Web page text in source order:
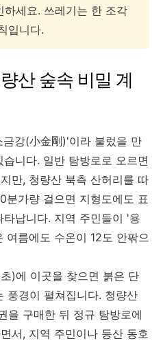
세요. 쓰레기는 한 조각
입니다.
산 숲속 비밀 계
강(小金剛)'이라 불렀을 만
니다. 일반 탐방로로 오르면
만, 청량산 북측 산허리를 따
분가량 걸으면 지형도에도 표
납니다. 지역 주민들이 '용
여름에도 수온이 12도 안팎으
)에 이곳을 찾으면 붉은 단
풍경이 펼쳐집니다. 청량산
을 구매한 뒤 정규 탐방로에
서, 지역 주민이나 등산 동호